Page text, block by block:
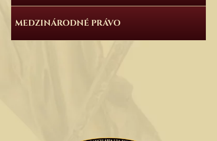
MEDZINÁRODNÉ PRÁVO